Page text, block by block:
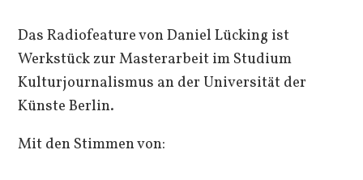
Das Radiofeature von Daniel Lücking ist
Werkstück zur Masterarbeit im Studium
Kulturjournalismus an der Universität der
Künste Berlin.
Mit den Stimmen von: